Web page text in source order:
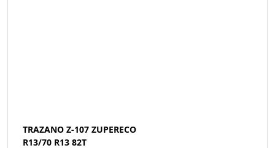
TRAZANO Z-107 ZUPERECO
R13/70 R13 82T